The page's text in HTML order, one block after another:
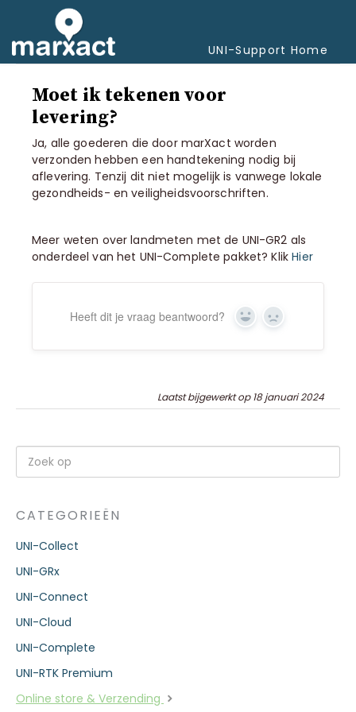
UNI-Support Home
Moet ik tekenen voor
levering?
Ja, alle goederen die door marXact worden
verzonden hebben een handtekening nodig bij
aflevering. Tenzij dit niet mogelijk is vanwege lokale
gezondheids- en veiligheidsvoorschriften.
Meer weten over landmeten met de UNI-GR2 als
onderdeel van het UNI-Complete pakket? KlikHier
Heeft dit je vraag beantwoord? Ja Geen
Laatst bijgewerkt op 18 januari 2024
CATEGORIEËN
UNI-Collect
UNI-GRx
UNI-Connect
UNI-Cloud
UNI-Complete
UNI-RTK Premium
Online store & Verzending